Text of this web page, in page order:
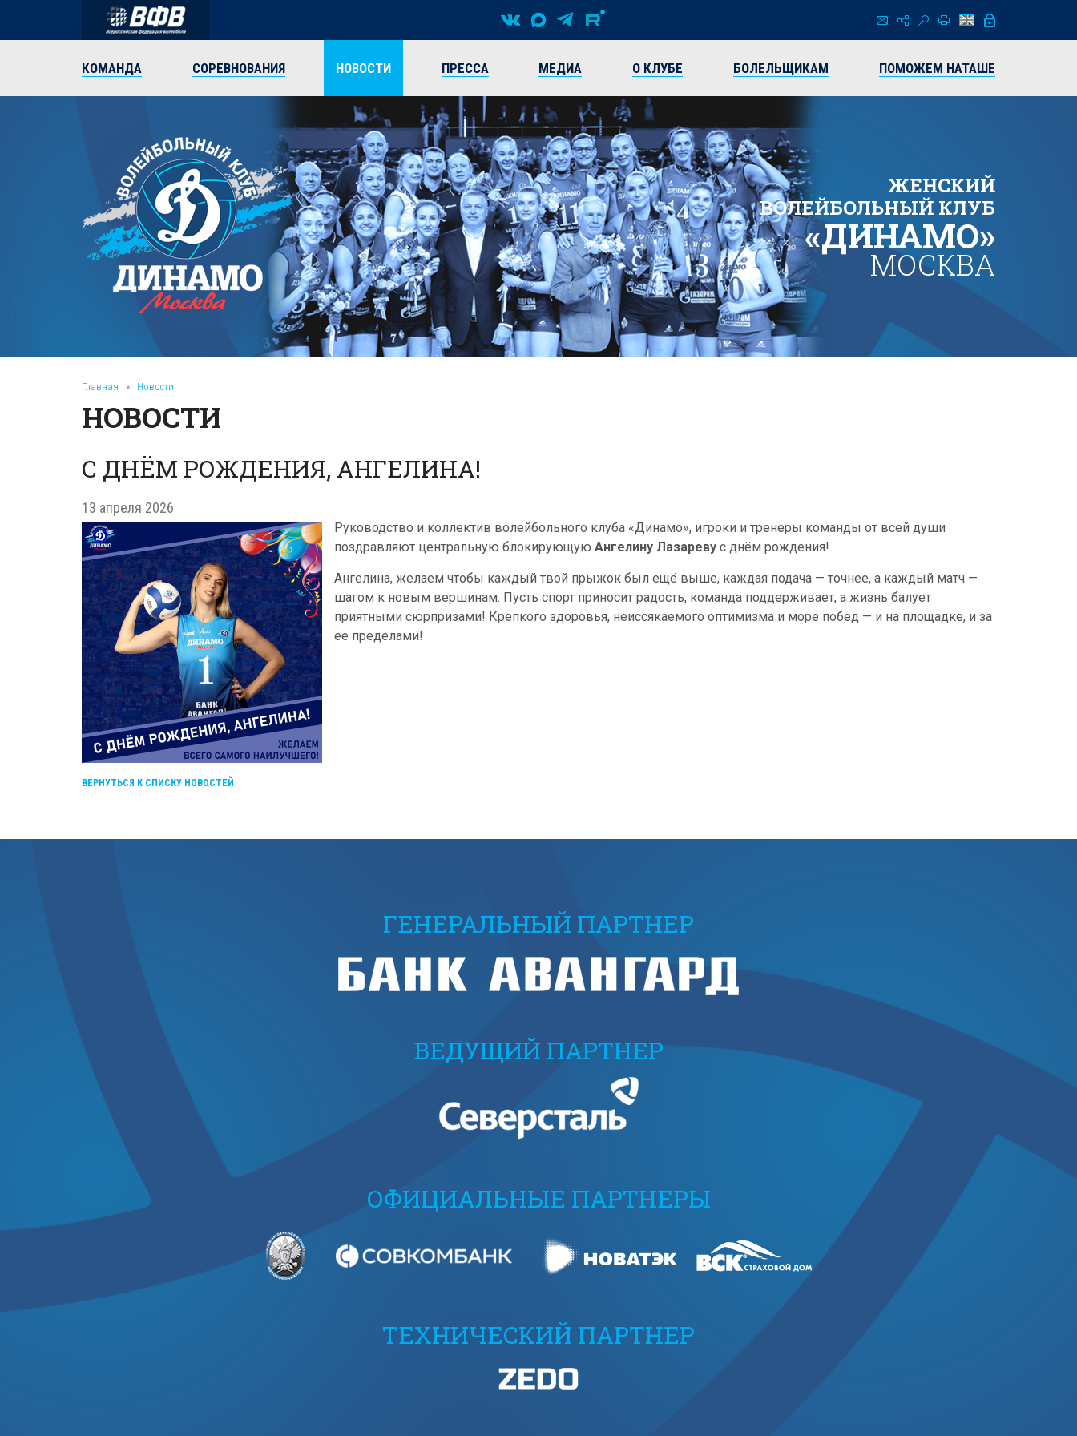
КОМАНДА СОРЕВНОВАНИЯ НОВОСТИ ПРЕССА МЕДИА О КЛУБЕ БОЛЕЛЬЩИКАМ ПОМОЖЕМ НАТАШЕ
ЖЕНСКИЙ
ВОЛЕЙБОЛЬНЫЙ КЛУБ
«ДИНАМО»
МОСКВА
Главная » Новости
НОВОСТИ
С ДНЁМ РОЖДЕНИЯ, АНГЕЛИНА!
13 апреля 2026
Руководство и коллектив волейбольного клуба «Динамо», игроки и тренеры команды от всей души
поздравляют центральную блокирующую Ангелину Лазареву с днём рождения!
Ангелина, желаем чтобы каждый твой прыжок был ещё выше, каждая подача — точнее, а каждый матч —
шагом к новым вершинам. Пусть спорт приносит радость, команда поддерживает, а жизнь балует
приятными сюрпризами! Крепкого здоровья, неиссякаемого оптимизма и море побед — и на площадке, и за
её пределами!
ВЕРНУТЬСЯ К СПИСКУ НОВОСТЕЙ
ГЕНЕРАЛЬНЫЙ ПАРТНЕР
ВЕДУЩИЙ ПАРТНЕР
ОФИЦИАЛЬНЫЕ ПАРТНЕРЫ
ТЕХНИЧЕСКИЙ ПАРТНЕР